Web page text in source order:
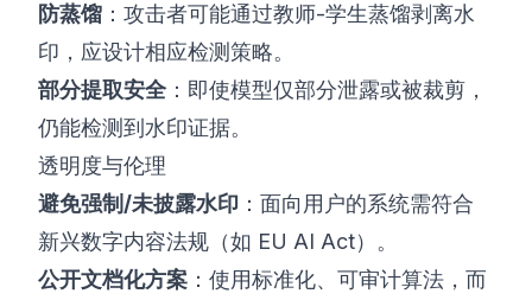
防蒸馏 ：攻击者可能通过教师-学生蒸馏剥离水
印，应设计相应检测策略。
部分提取安全：即使模型仅部分泄露或被裁剪，
仍能检测到水印证据。
透明度与伦理
避免强制/未披露水印 ：面向用户的系统需符合
新兴数字内容法规（如 EU AI Act）。
公开文档化方案 ：使用标准化、可审计算法，而